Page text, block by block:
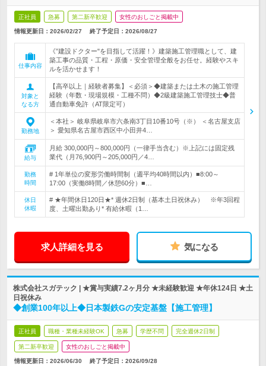
正社員 急募 第二新卒歓迎 女性のおしごと掲載中
情報更新日：2026/02/27 終了予定日： 2026/08/27
仕事内容
《”建設ドクター"を目指して活躍！》建築施工管理職として、建
築工事の品質・工程・原価・安全管理全般をお任せ。経験やスキ
ルを活かせます！
対象と
なる方
【高卒以上｜経験者募集】＜必須＞◆建築または土木の施工管理
経験（年数・現場規模・工種不問）◆2級建築施工管理技士◆普
通自動車免許（AT限定可）
勤務地
＜本社＞ 岐阜県岐阜市六条南3丁目10番10号（※） ＜名古屋支店
＞ 愛知県名古屋市西区中小田井4…
給与
月給 300,000円～800,000円（一律手当含む）※上記には固定残
業代（月76,900円～205,000円／4…
勤務
時間
# 1年単位の変形労働時間制（週平均40時間以内）■8:00～
17:00（実働8時間／休憩60分）■…
休日
休暇
# ★年間休日120日★* 週休2日制（基本土日祝休み） ※年3回程
度、土曜出勤あり* 有給休暇（1…
求人詳細を見る 気になる
株式会社スガテック | ★賞与実績7.2ヶ月分 ★未経験歓迎 ★年休124日 ★土
日祝休み
◆創業100年以上◆日本製鉄Gの安定基盤【施工管理】
正社員 職種・業種未経験OK 急募 学歴不問 完全週休2日制
第二新卒歓迎 女性のおしごと掲載中
情報更新日：2026/06/30 終了予定日： 2026/09/28